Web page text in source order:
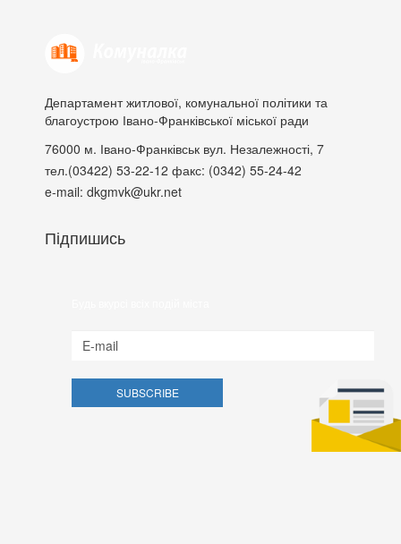
Департамент житлової, комунальної політики та
благоустрою Івано-Франківської міської ради
76000 м. Івано-Франківськ вул. Незалежності, 7
тел.(03422) 53-22-12 факс: (0342) 55-24-42
e-mail: dkgmvk@ukr.net
Підпишись